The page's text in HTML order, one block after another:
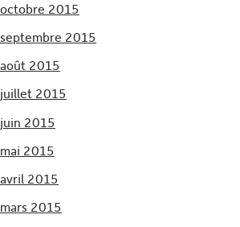
octobre 2015
septembre 2015
août 2015
juillet 2015
juin 2015
mai 2015
avril 2015
mars 2015